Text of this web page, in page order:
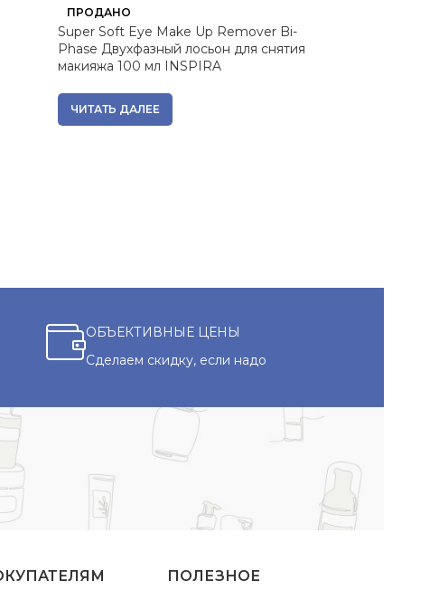
ПРОДАНО
Super Soft Eye Make Up Remover Bi-
Phase Двухфазный лосьон для снятия
макияжа 100 мл INSPIRA
ЧИТАТЬ ДАЛЕЕ
ОБЪЕКТИВНЫЕ ЦЕНЫ
Сделаем скидку, если надо
ПОЛЕЗНОЕ